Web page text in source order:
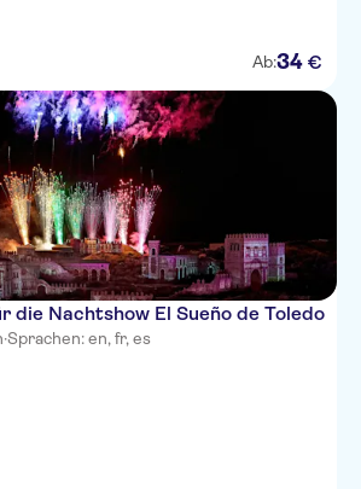
Ab:34 €
Nachtshow El Sueño de Toledo
·Sprachen: en, fr, es